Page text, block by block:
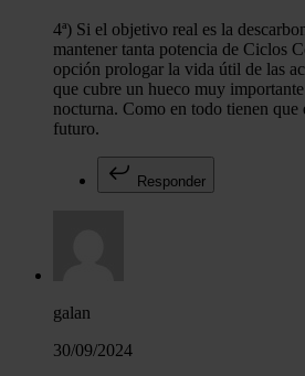
4ª) Si el objetivo real es la
mantener tanta potencia de Ciclos
opción prologar la vida útil de las
que cubre un hueco muy
nocturna. Como en todo tienen que
futuro.
Responder
galan
30/09/2024